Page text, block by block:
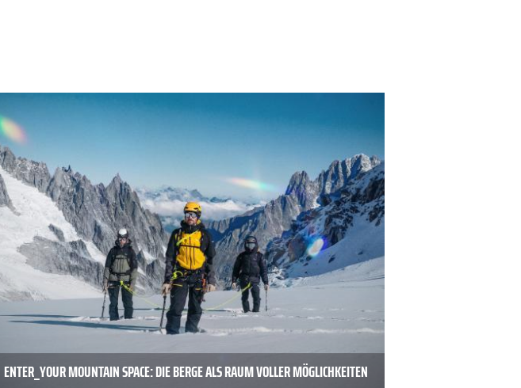
ENTER_YOUR MOUNTAIN SPACE: DIE BERGE ALS RAUM VOLLER MÖGLICHKEITEN